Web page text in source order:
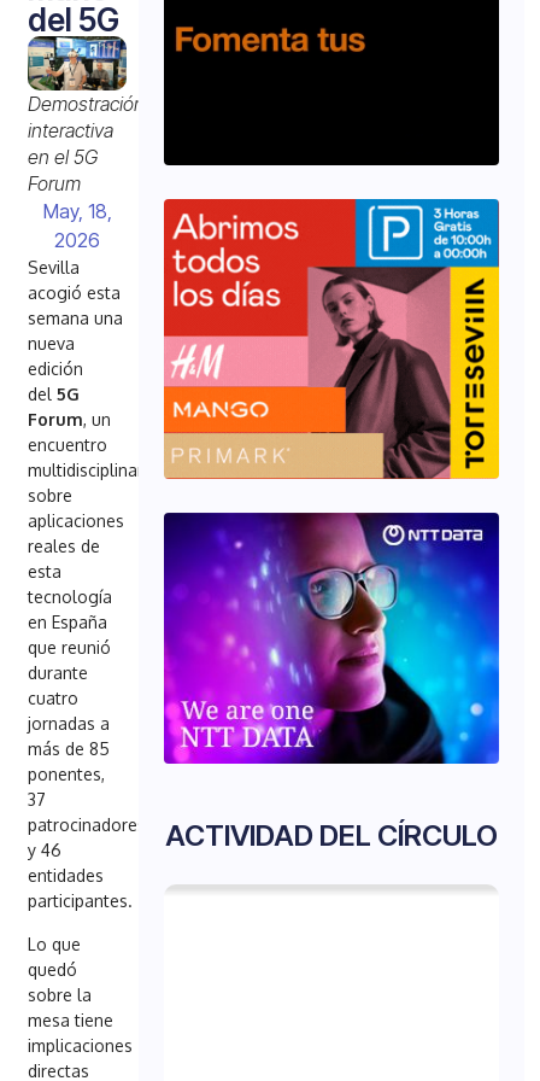
del 5G
Demostración
interactiva
en el 5G
Forum
May, 18,
2026
Sevilla
acogió esta
semana una
nueva
edición
del5G
Forum, un
encuentro
multidisciplinar
sobre
aplicaciones
reales de
esta
tecnología
en España
que reunió
durante
cuatro
jornadas a
más de 85
ponentes,
37
patrocinadores
y 46
entidades
participantes.
Lo que
quedó
sobre la
mesa tiene
implicaciones
directas
ACTIVIDAD DEL CÍRCULO